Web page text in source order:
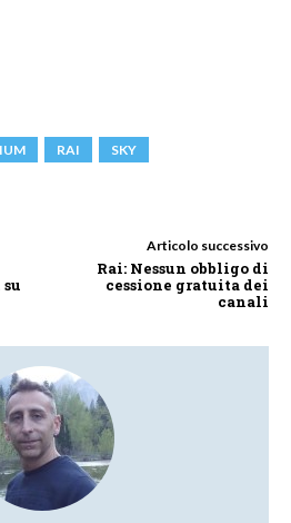
RAI
SKY
Articolo successivo
Rai: Nessun obbligo di
cessione gratuita dei
canali